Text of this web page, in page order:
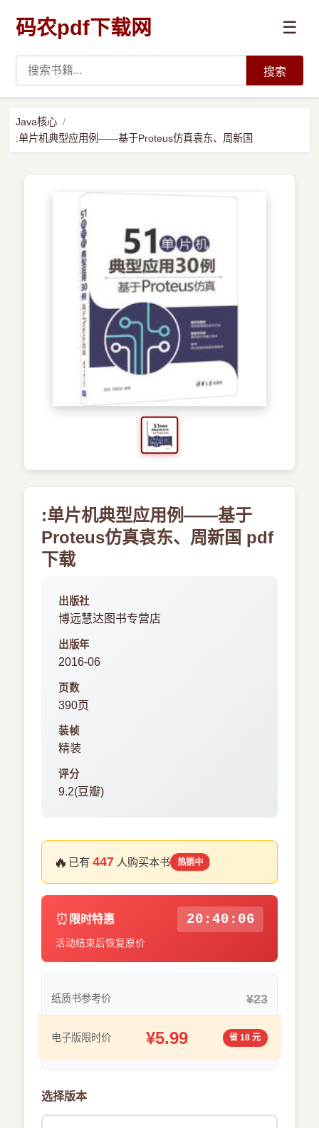
码农pdf下载网 ☰
数据科学与人工智能
搜索
Java核心
:单片机典型应用例——基于Proteus仿真袁东、周新国
:单片机典型应用例——基于
Proteus仿真袁东、周新国 pdf
下载
出版社
博远慧达图书专营店
出版年
2016-06
页数
390页
装帧
精装
评分
9.2(豆瓣)
🔥 已有447 人购买本书 热销中
⏰ 限时特惠 20:40:05
活动结束后恢复原价
纸质书参考价 ¥23
电子版限时价 ¥5.99 省 18 元
选择版本